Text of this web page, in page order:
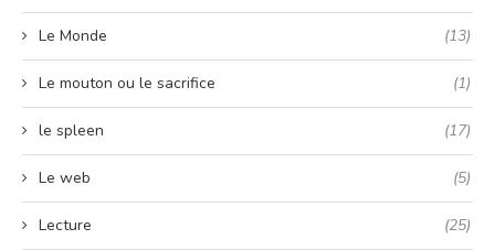
Le Monde (13)
Le mouton ou le sacrifice (1)
le spleen (17)
Le web (5)
Lecture (25)